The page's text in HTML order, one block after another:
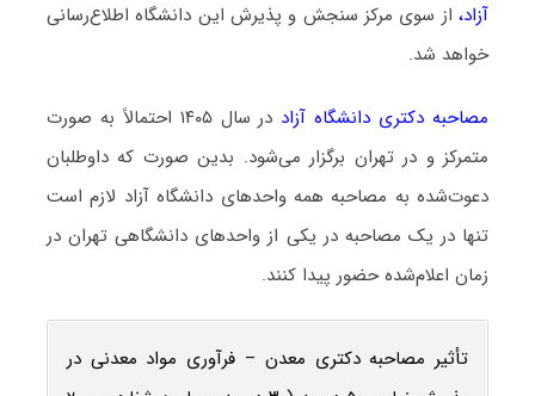
آزاد،از سوی مرکز سنجش و پذیرش این دانشگاه اطلاع‌رسانی
خواهد شد.
مصاحبه دکتری دانشگاه آزاد
در سال ۱۴۰۵ احتمالاً به صورت
متمرکز و در تهران برگزار می‌شود. بدین صورت که داوطلبان
دعوت‌شده به مصاحبه همه واحدهای دانشگاه آزاد لازم است
تنها در یک مصاحبه در یکی از واحدهای دانشگاهی تهران در
زمان اعلام‌شده حضور پیدا کنند.
تأثیر مصاحبه دکتری معدن – فرآوری مواد معدنی در